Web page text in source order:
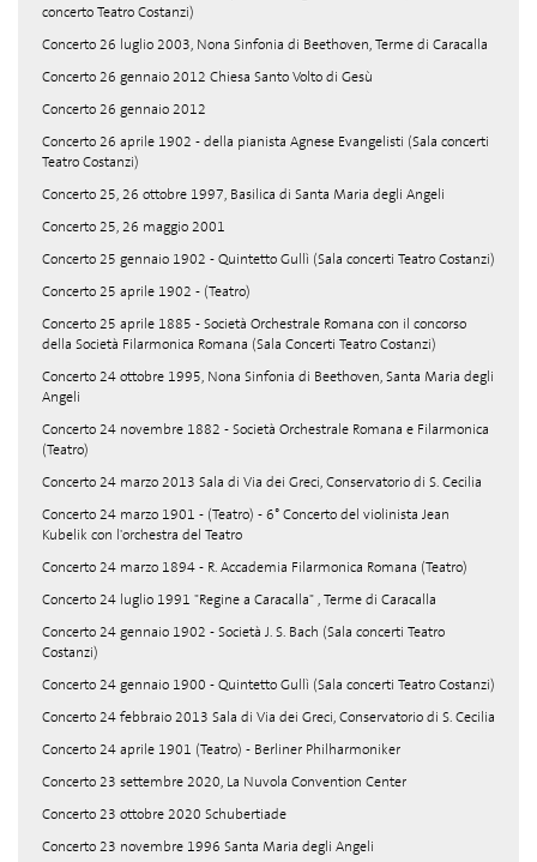
concerto Teatro Costanzi)
Concerto 26 luglio 2003, Nona Sinfonia di Beethoven, Terme di Caracalla
Concerto 26 gennaio 2012 Chiesa Santo Volto di Gesù
Concerto 26 gennaio 2012
Concerto 26 aprile 1902 - della pianista Agnese Evangelisti (Sala concerti
Teatro Costanzi)
Concerto 25, 26 ottobre 1997, Basilica di Santa Maria degli Angeli
Concerto 25, 26 maggio 2001
Concerto 25 gennaio 1902 - Quintetto Gullì (Sala concerti Teatro Costanzi)
Concerto 25 aprile 1902 - (Teatro)
Concerto 25 aprile 1885 - Società Orchestrale Romana con il concorso
della Società Filarmonica Romana (Sala Concerti Teatro Costanzi)
Concerto 24 ottobre 1995, Nona Sinfonia di Beethoven, Santa Maria degli
Angeli
Concerto 24 novembre 1882 - Società Orchestrale Romana e Filarmonica
(Teatro)
Concerto 24 marzo 2013 Sala di Via dei Greci, Conservatorio di S. Cecilia
Concerto 24 marzo 1901 - (Teatro) - 6° Concerto del violinista Jean
Kubelik con l'orchestra del Teatro
Concerto 24 marzo 1894 - R. Accademia Filarmonica Romana (Teatro)
Concerto 24 luglio 1991 "Regine a Caracalla" , Terme di Caracalla
Concerto 24 gennaio 1902 - Società J. S. Bach (Sala concerti Teatro
Costanzi)
Concerto 24 gennaio 1900 - Quintetto Gullì (Sala concerti Teatro Costanzi)
Concerto 24 febbraio 2013 Sala di Via dei Greci, Conservatorio di S. Cecilia
Concerto 24 aprile 1901 (Teatro) - Berliner Philharmoniker
Concerto 23 settembre 2020, La Nuvola Convention Center
Concerto 23 ottobre 2020 Schubertiade
Concerto 23 novembre 1996 Santa Maria degli Angeli